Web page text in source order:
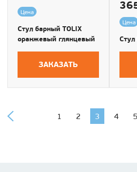
Цена
Стул барный TOLIX
оранжевый глянцевый
ЗАКАЗАТЬ
Цена
Стул
1 2 3 4 5